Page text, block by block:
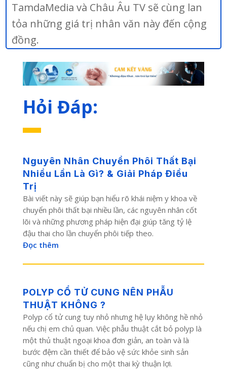
TamdaMedia và Châu Âu TV sẽ cùng lan
tỏa những giá trị nhân văn này đến cộng
đồng.
Hỏi Đáp:
Nguyên Nhân Chuyển Phôi Thất Bại
Nhiều Lần Là Gì? & Giải Pháp Điều
Trị
Bài viết này sẽ giúp bạn hiểu rõ khái niệm y khoa về
chuyển phôi thất bại nhiều lần, các nguyên nhân cốt
lõi và những phương pháp hiện đại giúp tăng tỷ lệ
đậu thai cho lần chuyển phôi tiếp theo.
Đọc thêm
POLYP CỔ TỬ CUNG NÊN PHẪU
THUẬT KHÔNG ?
Polyp cổ tử cung tuy nhỏ nhưng hệ lụy không hề nhỏ
nếu chị em chủ quan. Việc phẫu thuật cắt bỏ polyp là
một thủ thuật ngoại khoa đơn giản, an toàn và là
bước đệm cần thiết để bảo vệ sức khỏe sinh sản
cũng như chuẩn bị cho một thai kỳ thuận lợi.